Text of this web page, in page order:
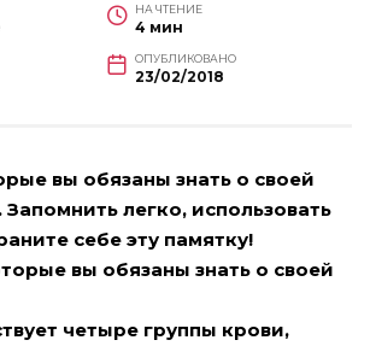
НА ЧТЕНИЕ
4 мин
ОПУБЛИКОВАНО
23/02/2018
вы обязаны знать о своей
Запомнить легко, использовать
себе эту памятку!
четыре группы крови,